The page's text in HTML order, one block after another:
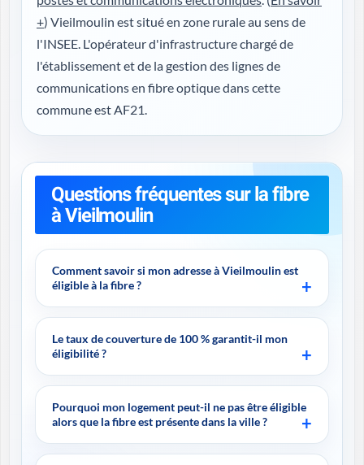
+) Vieilmoulin est situé en zone rurale au sens de
l'INSEE. L'opérateur d'infrastructure chargé de
l'établissement et de la gestion des lignes de
communications en fibre optique dans cette
commune est AF21.
Questions fréquentes sur la fibre
à Vieilmoulin
Comment savoir si mon adresse à Vieilmoulin est
éligible à la fibre ?
Le taux de couverture de 100 % garantit-il mon
éligibilité ?
Pourquoi mon logement peut-il ne pas être éligible
alors que la fibre est présente dans la ville ?